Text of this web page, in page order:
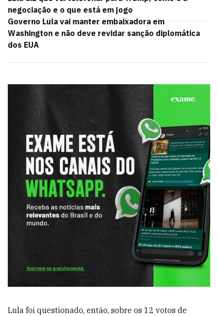
negociação e o que está em jogo
Governo Lula vai manter embaixadora em
Washington e não deve revidar sanção diplomática
dos EUA
Lula foi questionado, então, sobre os 12 votos de